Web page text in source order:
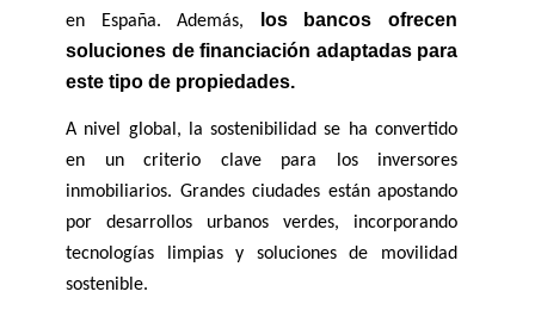
en España. Además, los bancos ofrecen
soluciones de financiación adaptadas para
este tipo de propiedades.
A nivel global, la sostenibilidad se ha convertido
en un criterio clave para los inversores
inmobiliarios. Grandes ciudades están apostando
por desarrollos urbanos verdes, incorporando
tecnologías limpias y soluciones de movilidad
sostenible.